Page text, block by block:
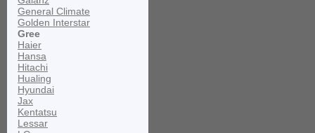
General Climate
Golden Interstar
Gree
Haier
Hansa
Hitachi
Hualing
Hyundai
Jax
Kentatsu
Lessar